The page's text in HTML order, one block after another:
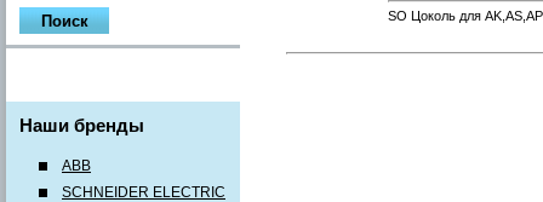
Наши бренды
ABB
SCHNEIDER ELECTRIC
SO Цоколь для